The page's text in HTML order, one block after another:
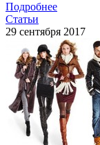
Подробнее
Статьи
29 сентября 2017